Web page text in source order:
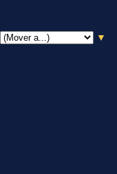
▼